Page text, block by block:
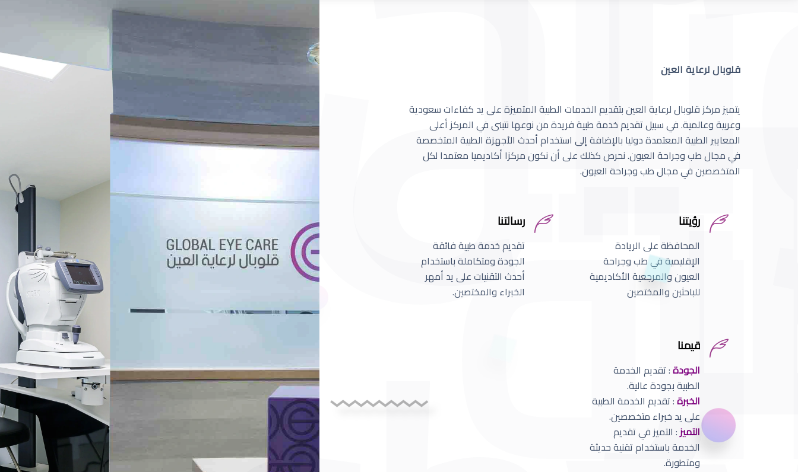
قلوبال لرعاية العين
يتميز مركز قلوبال لرعاية العين بتقديم الخدمات الطبية المتميزة على يد كفاءات سعودية
وعربية وعالمية. في سبيل تقديم خدمة طبية فريدة من نوعها نتبنى في المركز أعلى
المعايير الطبية المعتمدة دوليا بالإضافة إلى استخدام أحدث الأجهزة الطبية المتخصصة
في مجال طب وجراحة العيون. نحرص كذلك على أن نكون مركزا أكاديميا معتمدا لكل
المتخصصين في مجال طب وجراحة العيون.
رؤيتنا
المحافظة على الريادة
الإقليمية في طب وجراحة
العيون والمرجعية الأكاديمية
للباحثين والمختصين
رسالتنا
تقديم خدمة طبية فائقة
الجودة ومتكاملة باستخدام
أحدث التقنيات على يد أمهر
الخبراء والمختصين.
قيمنا
الجودة: تقديم الخدمة
الطبية بجودة عالية.
الخبرة: تقديم الخدمة الطبية
على يد خبراء متخصصين.
التميز: التميز في تقديم
الخدمة باستخدام تقنية حديثة
ومتطورة.